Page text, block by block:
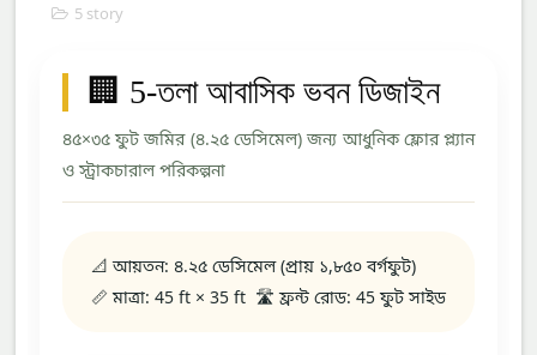
5 story
🏢 5-তলা আবাসিক ভবন ডিজাইন
৪৫×৩৫ ফুট জমির (৪.২৫ ডেসিমেল) জন্য আধুনিক ফ্লোর প্ল্যান
ও স্ট্রাকচারাল পরিকল্পনা
📐 আয়তন: ৪.২৫ ডেসিমেল (প্রায় ১,৮৫০ বর্গফুট)
📏 মাত্রা: 45 ft × 35 ft 🛣️ ফ্রন্ট রোড: 45 ফুট সাইড